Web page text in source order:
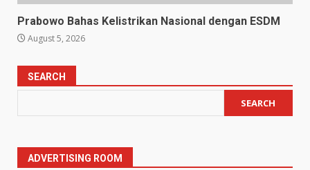
Prabowo Bahas Kelistrikan Nasional dengan ESDM
August 5, 2026
SEARCH
SEARCH
ADVERTISING ROOM